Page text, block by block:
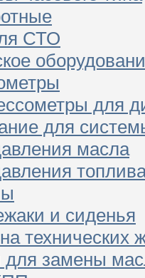
СТО
для
для
масла
и сиденья
технических
для замены